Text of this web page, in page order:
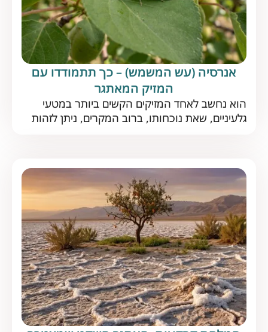
אנרסיה (עש המשמש) – כך תתמודדו עם
המזיק המאתגר
הוא נחשב לאחד המזיקים הקשים ביותר במטעי
גלעיניים, שאת נוכחותו, ברוב המקרים, ניתן לזהות
וכן במגוון גלעיניים נוספים. בשנים האחרונות הפך
עש המשמש לאחד המזיקים העיקריים בישראל
במטעים גלעיניים. על פי הדוח […]